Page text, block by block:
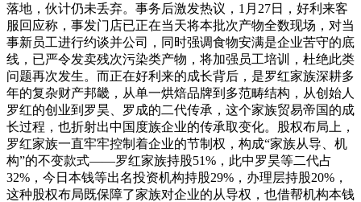
落地，伙计仍未丢弃。事务后激发热议，1月27日，好利来客
服回应称，事发门店已正在当天将本批次产物全数现场，对当
事新员工进行约谈并公司，同时强调食物安满是企业苦守的底
线，已严令发卖残次污染类产物，将加强员工培训，杜绝此类
问题再次发生。而正在好利来的成长背后，是罗红家族深耕多
年的复杂财产邦畿，从单一烘焙品牌到多范畴结构，从创始人
罗红的创业到罗昊、罗成的二代传承，这个家族贸易帝国的成
长过程，也折射出中国度族企业的传承取变化。股权布局上，
罗红家族一直牢牢控制着企业的节制权，构成“家族从导、机
构”的不变款式——罗红家族持股51%，此中罗昊等二代占
32%，今日本钱等出名投资机构持股29%，办理层持股20%，
这种股权布局既保障了家族对企业的从导权，也借帮机构本钱